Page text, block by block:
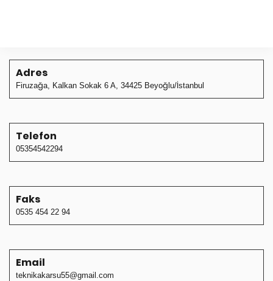
Adres
Firuzağa, Kalkan Sokak 6 A, 34425 Beyoğlu/İstanbul
Telefon
05354542294
Faks
0535 454 22 94
Email
teknikakarsu55@gmail.com